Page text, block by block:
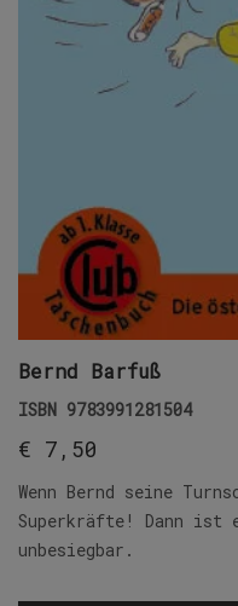
Bernd Barfuß
ISBN 9783991281504
€ 7,50
Wenn Bernd seine
Superkräfte! Dann ist
unbesiegbar.